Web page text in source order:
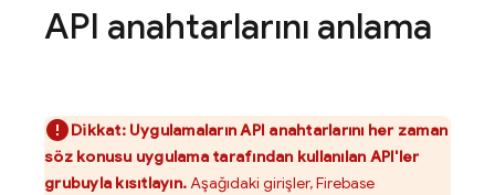
API anahtarlarını anlama
Dikkat: Uygulamaların API anahtarlarını her zaman
söz konusu uygulama tarafından kullanılan API'ler
grubuyla kısıtlayın.Aşağıdaki girişler, Firebase